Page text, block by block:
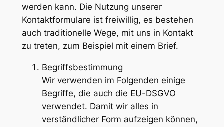
werden kann. Die Nutzung unserer
Kontaktformulare ist freiwillig, es bestehen
auch traditionelle Wege, mit uns in Kontakt
zu treten, zum Beispiel mit einem Brief.
Begriffsbestimmung
Wir verwenden im Folgenden einige
Begriffe, die auch die EU-DSGVO
verwendet. Damit wir alles in
verständlicher Form aufzeigen können,